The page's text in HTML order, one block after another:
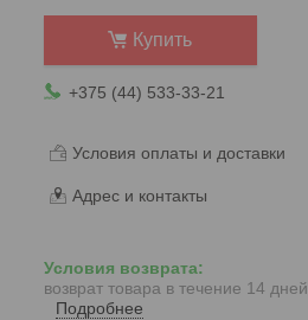
Купить
+375 (44) 533-33-21
Условия оплаты и доставки
Адрес и контакты
возврат товара в течение 14 дней
Подробнее